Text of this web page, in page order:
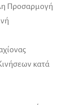
Προσαρμογή
κατά